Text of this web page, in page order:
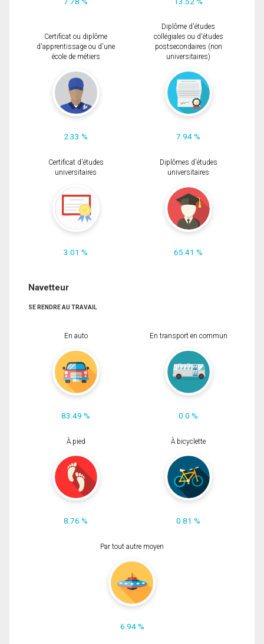
Certificat ou diplôme
d'apprentissage ou d'une
école de métiers
2.33 %
Diplôme d'études
collégiales ou d'études
postsecondaires (non
universitaires)
7.94 %
Certificat d'études
universitaires
3.01 %
Diplômes d'études
universitaires
65.41 %
Navetteur
SE RENDRE AU TRAVAIL
En auto
83.49 %
En transport en commun
0.0 %
À pied
8.76 %
À bicyclette
0.81 %
Par tout autre moyen
6.94 %